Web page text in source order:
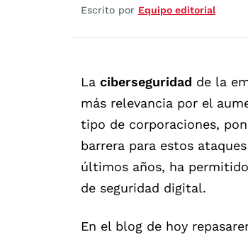
Escrito por Equipo editorial
La ciberseguridad de la
más relevancia por el
tipo de corporaciones,
barrera para estos
últimos años, ha
de seguridad digital.
En el blog de hoy